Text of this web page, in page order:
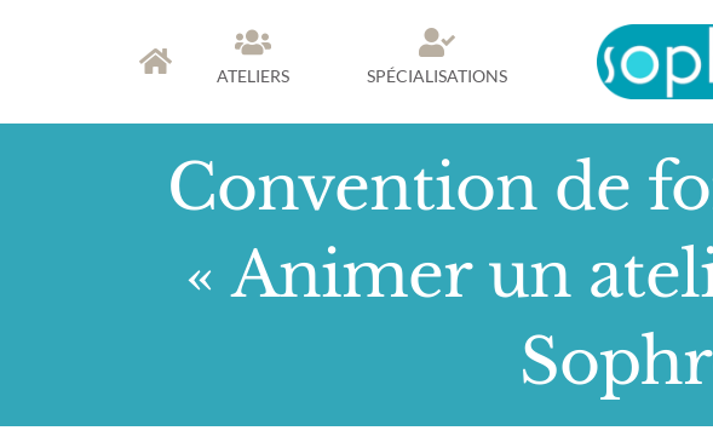
ATELIERS SPÉCIALISATIONS
Convention de
« Animer un